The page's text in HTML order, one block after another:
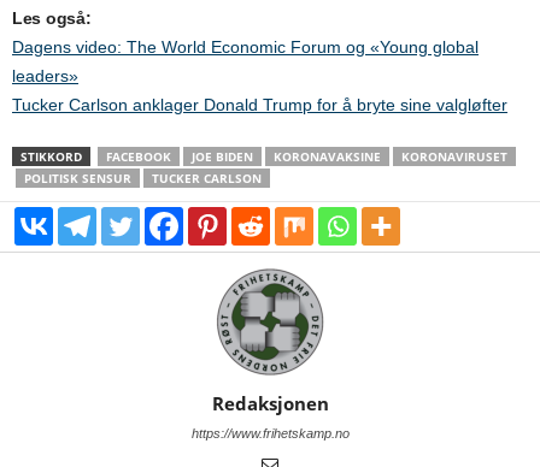
Les også:
Dagens video: The World Economic Forum og «Young global
leaders»
Tucker Carlson anklager Donald Trump for å bryte sine valgløfter
STIKKORD FACEBOOK JOE BIDEN KORONAVAKSINE
KORONAVIRUSET
POLITISK SENSUR
TUCKER CARLSON
Redaksjonen
https://www.frihetskamp.no